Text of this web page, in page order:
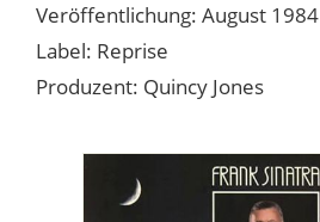
Veröffentlichung: August 1984
Label: Reprise
Produzent: Quincy Jones